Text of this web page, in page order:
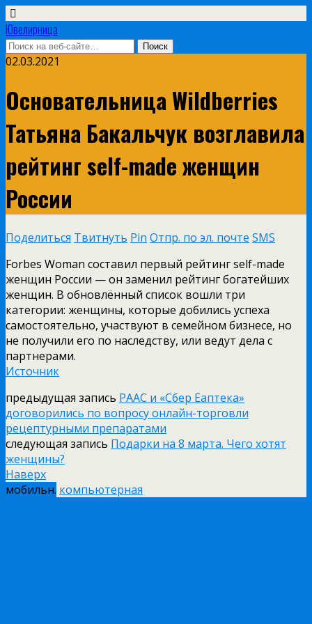
Ювелирница
02.03.2021
Основательница Wildberries
Татьяна Бакальчук возглавила
рейтинг self-made женщин
России
Поделиться Твитнуть Pin Отпр. по эл. почте SMS
Forbes Woman составил первый рейтинг self-made
женщин России — он заменил рейтинг богатейших
женщин. В обновлённый список вошли три
категории: женщины, которые добились успеха
самостоятельно, участвуют в семейном бизнесе, но
не получили его по наследству, или ведут дела с
партнерами.
Источник
предыдущая запись РААС и «Сбер Еаптека»
договорились по вопросу онлайн-торговли
рецептурными препаратами
следующая запись Подарки на 8 марта. Чего хотят
женщины?
Наверх
мобильн. компьютерная